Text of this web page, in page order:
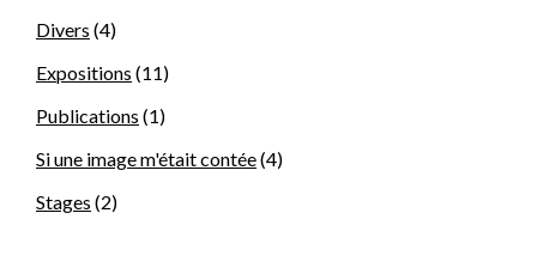
Divers (4)
Expositions (11)
Publications (1)
Si une image m'était contée(4)
Stages (2)